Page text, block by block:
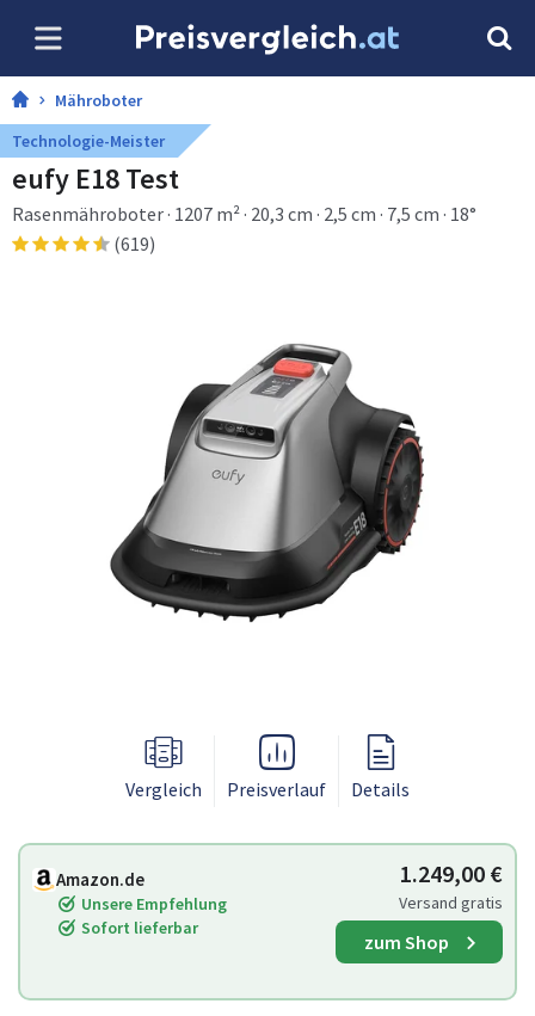
Mähroboter
Technologie-Meister
eufy E18 Test
Rasenmähroboter · 1207 m² · 20,3 cm · 2,5 cm · 7,5 cm · 18°
(619)
Vergleich Preisverlauf Details
Amazon.de
Unsere Empfehlung
Sofort lieferbar
1.249,00 €
Versand gratis
zum Shop